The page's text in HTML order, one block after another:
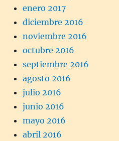
enero 2017
diciembre 2016
noviembre 2016
octubre 2016
septiembre 2016
agosto 2016
julio 2016
junio 2016
mayo 2016
abril 2016